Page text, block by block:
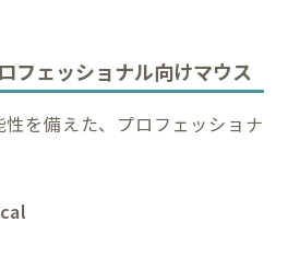
フェッショナル向けマウス
を備えた、プロフェッショナ